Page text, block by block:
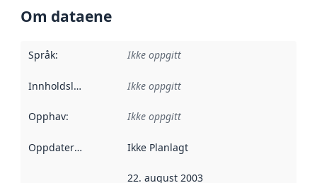
Om dataene
Språk: Ikke oppgitt
Innholdsleverandører :
Ikke oppgitt
Opphav: Ikke oppgitt
Oppdateringsfrekvens :
Ikke Planlagt
22. august 2003